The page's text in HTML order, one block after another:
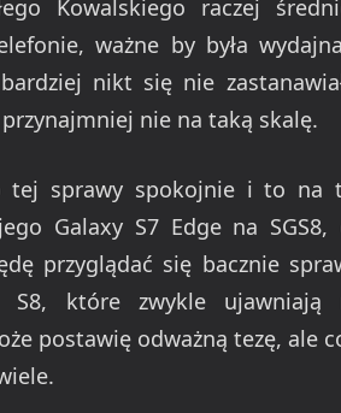
Kowalskiego raczej
ważne by była
nikt się nie
nie na taką skalę.
tej sprawy spokojnie i to na
Galaxy S7 Edge na SGS8,
przyglądać się bacznie
S8, które zwykle ujawniają
postawię odważną tezę, ale